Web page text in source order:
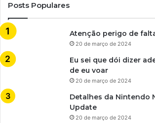
Posts Populares
Atenção perigo de
20 de março de 2024
Eu sei que dói dizer
de eu voar
20 de março de 2024
Detalhes da Nintendo
Update
20 de março de 2024